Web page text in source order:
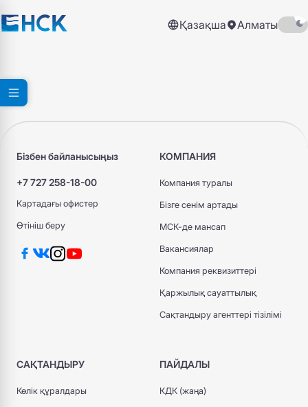
Қазақша Алматы
Бізбен байланысыңыз
+7 727 258-18-00
Картадағы офистер
Өтініш беру
КОМПАНИЯ
Компания туралы
Бізге сенім артады
МСК-де мансап
Вакансиялар
Компания реквизиттері
Қаржылық сауаттылық
Сақтандыру агенттері тізілімі
САҚТАНДЫРУ
Көлік құралдары
ПАЙДАЛЫ
КДК (жаңа)